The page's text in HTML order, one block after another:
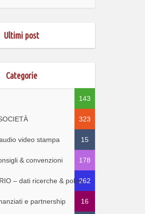
Ultimi post
Categorie
143
323
video stampa 15
& convenzioni 178
– dati ricerche & policy262
e partnership 16